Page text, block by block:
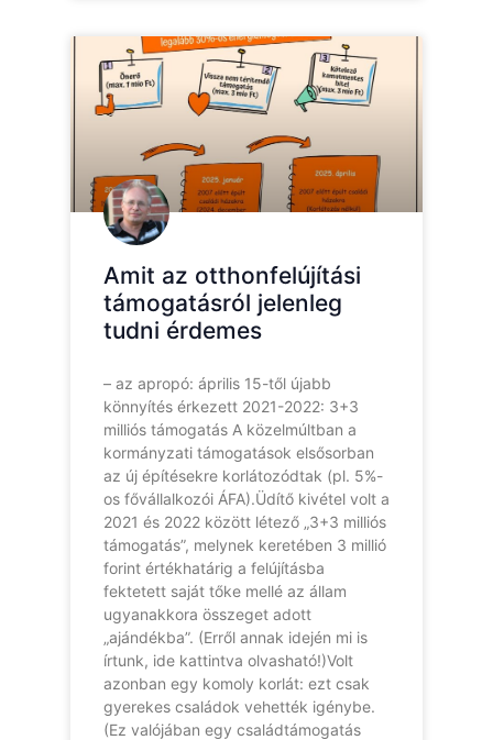
Amit az otthonfelújítási
támogatásról jelenleg
tudni érdemes
– az apropó: április 15-től újabb
könnyítés érkezett 2021-2022: 3+3
milliós támogatás A közelmúltban a
kormányzati támogatások elsősorban
az új építésekre korlátozódtak (pl. 5%-
os fővállalkozói ÁFA).Üdítő kivétel volt a
2021 és 2022 között létező „3+3 milliós
támogatás”, melynek keretében 3 millió
forint értékhatárig a felújításba
fektetett saját tőke mellé az állam
ugyanakkora összeget adott
„ajándékba”. (Erről annak idején mi is
írtunk, ide kattintva olvasható!)Volt
azonban egy komoly korlát: ezt csak
gyerekes családok vehették igénybe.
(Ez valójában egy családtámogatás